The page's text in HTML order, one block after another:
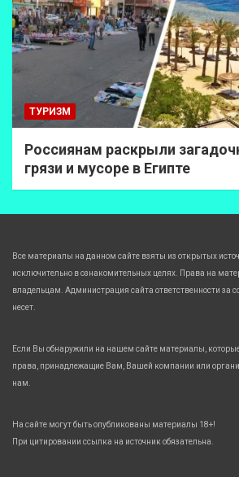
ТУРИЗМ
Россиянам раскрыли
грязи и мусоре в Египте
Все материалы на данном сайте взяты из открытых
исключительно в ознакомительных целях. Права на
владельцам. Администрация сайта ответственности за
несет.
Если Вы обнаружили на нашем сайте материалы,
права, принадлежащие Вам, Вашей компании или
нам.
На сайте могут быть опубликованы материалы 18+!
При цитировании ссылка на источник обязательна.